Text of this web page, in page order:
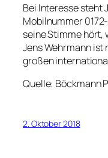
Bei Interesse steht
Mobilnummer
seine Stimme hört,
Jens Wehrmann ist
großen
Quelle: Böckmann
2. Oktober 2018